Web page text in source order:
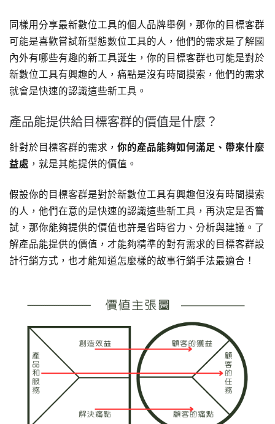
同樣用分享最新數位工具的個人品牌舉例，那你的目標客群
可能是喜歡嘗試新型態數位工具的人，他們的需求是了解國
內外有哪些有趣的新工具誕生，你的目標客群也可能是對於
新數位工具有興趣的人，痛點是沒有時間摸索，他們的需求
就會是快速的認識這些新工具。
產品能提供給目標客群的價值是什麼？
針對於目標客群的需求， 你的產品能夠如何滿足、帶來什麼
益處 ，就是其能提供的價值。
假設你的目標客群是對於新數位工具有興趣但沒有時間摸索
的人，他們在意的是快速的認識這些新工具，再決定是否嘗
試，那你能夠提供的價值也許是省時省力、分析與建議。了
解產品能提供的價值，才能夠精準的對有需求的目標客群設
計行銷方式，也才能知道怎麼樣的故事行銷手法最適合！